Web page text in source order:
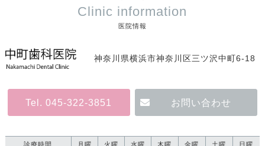
Clinic information
医院情報
神奈川県横浜市神奈川区三ツ沢中町6-18
Tel. 045-322-3851 お問い合わせ
診療時間 月曜 火曜 水曜 木曜 金曜 土曜 日曜